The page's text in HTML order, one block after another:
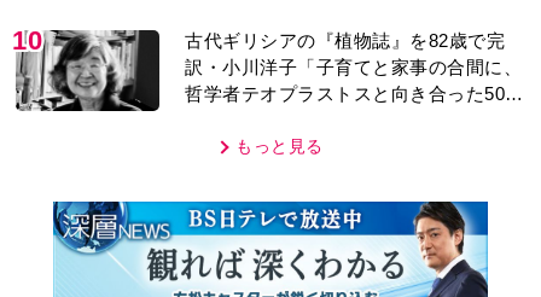
10
古代ギリシアの『植物誌』を82歳で完
訳・小川洋子「子育てと家事の合間に、
哲学者テオプラストスと向き合った50
もっと見る